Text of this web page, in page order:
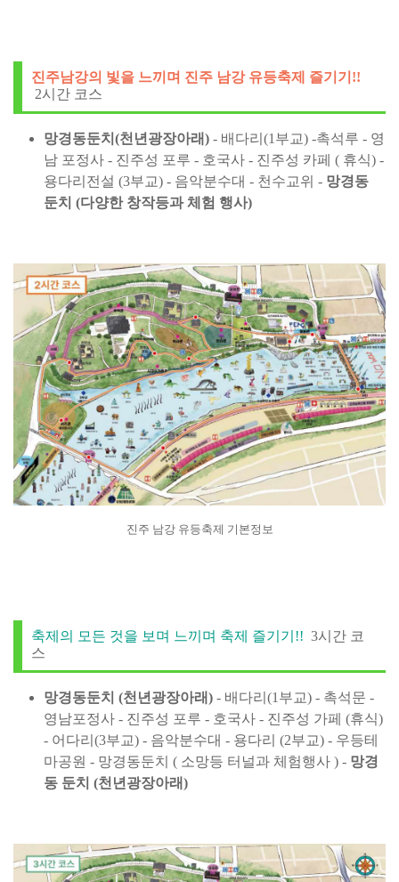
진주남강의 빛을 느끼며 진주 남강 유등축제 즐기기!!
2시간 코스
망경동둔치(천년광장아래) - 배다리(1부교) -촉석루 - 영
남 포정사 - 진주성 포루 - 호국사 - 진주성 카페 ( 휴식) -
용다리전설 (3부교) - 음악분수대 - 천수교위 - 망경동
둔치 (다양한 창작등과 체험 행사)
진주 남강 유등축제 기본정보
축제의 모든 것을 보며 느끼며 축제 즐기기!! 3시간 코
스
망경동둔치 (천년광장아래) - 배다리(1부교) - 촉석문 -
영남포정사 - 진주성 포루 - 호국사 - 진주성 가페 (휴식)
- 어다리(3부교) - 음악분수대 - 용다리 (2부교) - 우등테
마공원 - 망경동둔치 ( 소망등 터널과 체험행사 ) - 망경
동 둔치 (천년광장아래)